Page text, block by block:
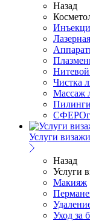
Назад
Чистка
Массаж
Пилинги
Услуги
Назад
Услуги
Макияж
Уход за